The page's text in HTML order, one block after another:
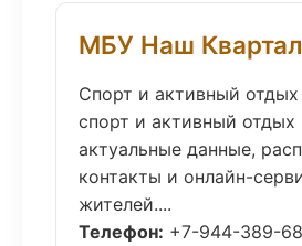
МБУ Наш Квартал
Спорт и активный
спорт и активный отдых
актуальные данные,
контакты и онлайн-
жителей....
Телефон: +7-944-389-